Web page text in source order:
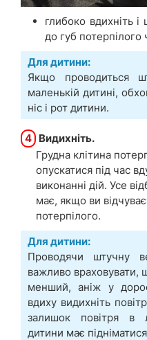
глибоко вдихніть і
до губ потерпілого
Для дитини:
Якщо проводиться
маленькій дитині,
ніс і рот дитини.
4 Видихніть.
Грудна клітина
опускатися під час
виконанні дій. Усе
має, якщо ви
потерпілого.
Для дитини:
Проводячи штучну
важливо враховувати,
менший, аніж у
вдиху видихніть
залишок повітря в
дитини має